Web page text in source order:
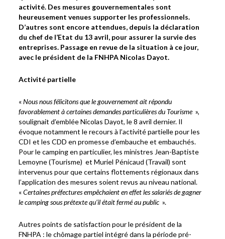
activité. Des mesures gouvernementales sont
heureusement venues supporter les professionnels.
D’autres sont encore attendues, depuis la déclaration
du chef de l’Etat du 13 avril, pour assurer la survie des
entreprises. Passage en revue de la situation à ce jour,
avec le président de la FNHPA Nicolas Dayot.
Activité partielle
«Nous nous félicitons que le gouvernement ait répondu
favorablement à certaines demandes particulières du Tourisme»,
soulignait d’emblée Nicolas Dayot, le 8 avril dernier. Il
évoque notamment le recours à l’activité partielle pour les
CDI et les CDD en promesse d’embauche et embauchés.
Pour le camping en particulier, les ministres Jean-Baptiste
Lemoyne (Tourisme) et Muriel Pénicaud (Travail) sont
intervenus pour que certains flottements régionaux dans
l’application des mesures soient revus au niveau national.
«Certaines préfectures empêchaient en effet les salariés de gagner
le camping sous prétexte qu’il était fermé au public ».
Autres points de satisfaction pour le président de la
FNHPA : le chômage partiel intégré dans la période pré-